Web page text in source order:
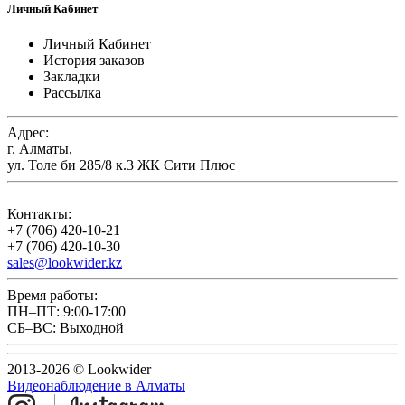
Личный Кабинет
Личный Кабинет
История заказов
Закладки
Рассылка
Адрес:
г. Алматы,
ул. Толе би 285/8 к.3 ЖК Сити Плюс
Контакты:
+7 (706) 420-10-21
+7 (706) 420-10-30
sales@lookwider.kz
Время работы:
ПН–ПТ: 9:00-17:00
СБ–ВС: Выходной
2013-2026 © Lookwider
Видеонаблюдение в Алматы